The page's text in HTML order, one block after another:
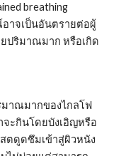
breathing
อาจเป็นอันตรายต่อผู้
ยปริมาณมาก หรือเกิด
มาณมากของไกลโฟ
ะกินโดยบังเอิญหรือ
ตดูดซึมเข้าสู่ผิวหนัง